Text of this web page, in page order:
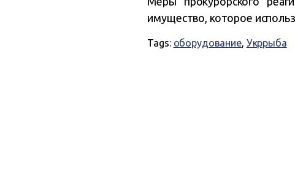
имущество, которое
Tags: оборудование, Укррыба